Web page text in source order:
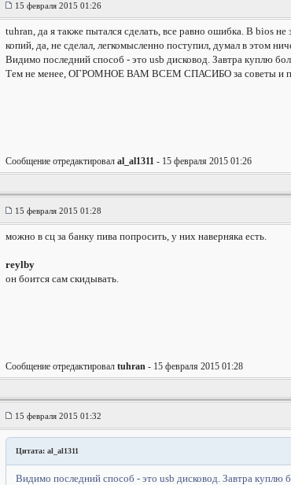
15 февраля 2015 01:26
tuhran, да я также пытался сделать, все равно ошибка. В bios
копий, да, не сделал, легкомысленно поступил, думал в этом
Видимо последний способ - это usb дисковод. Завтра куплю
Тем не менее, ОГРОМНОЕ ВАМ ВСЕМ СПАСИБО за советы и
Сообщение отредактировал al_al1311- 15 февраля 2015 01:26
15 февраля 2015 01:28
можно в сц за банку пива попросить, у них наверняка есть.
reylby
он боится сам скидывать.
Сообщение отредактировал tuhran- 15 февраля 2015 01:28
15 февраля 2015 01:32
Цитата: al_al1311
Видимо последний способ - это usb дисковод. Завтра куплю